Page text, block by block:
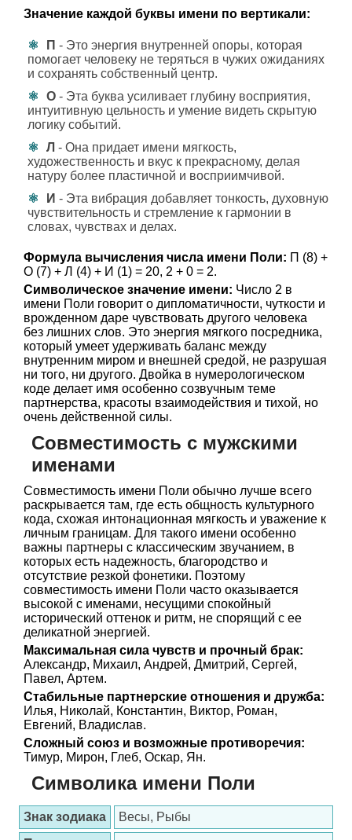
Значение каждой буквы имени по вертикали:
П - Это энергия внутренней опоры, которая
помогает человеку не теряться в чужих ожиданиях
и сохранять собственный центр.
О - Эта буква усиливает глубину восприятия,
интуитивную цельность и умение видеть скрытую
логику событий.
Л - Она придает имени мягкость,
художественность и вкус к прекрасному, делая
натуру более пластичной и восприимчивой.
И - Эта вибрация добавляет тонкость, духовную
чувствительность и стремление к гармонии в
словах, чувствах и делах.
Формула вычисления числа имени Поли: П (8) +
О (7) + Л (4) + И (1) = 20, 2 + 0 = 2.
Символическое значение имени: Число 2 в
имени Поли говорит о дипломатичности, чуткости и
врожденном даре чувствовать другого человека
без лишних слов. Это энергия мягкого посредника,
который умеет удерживать баланс между
внутренним миром и внешней средой, не разрушая
ни того, ни другого. Двойка в нумерологическом
коде делает имя особенно созвучным теме
партнерства, красоты взаимодействия и тихой, но
очень действенной силы.
Совместимость с мужскими
именами
Совместимость имени Поли обычно лучше всего
раскрывается там, где есть общность культурного
кода, схожая интонационная мягкость и уважение к
личным границам. Для такого имени особенно
важны партнеры с классическим звучанием, в
которых есть надежность, благородство и
отсутствие резкой фонетики. Поэтому
совместимость имени Поли часто оказывается
высокой с именами, несущими спокойный
исторический оттенок и ритм, не спорящий с ее
деликатной энергией.
Максимальная сила чувств и прочный брак:
Александр, Михаил, Андрей, Дмитрий, Сергей,
Павел, Артем.
Стабильные партнерские отношения и дружба:
Илья, Николай, Константин, Виктор, Роман,
Евгений, Владислав.
Сложный союз и возможные противоречия:
Тимур, Мирон, Глеб, Оскар, Ян.
Символика имени Поли
Знак зодиака
Весы, Рыбы